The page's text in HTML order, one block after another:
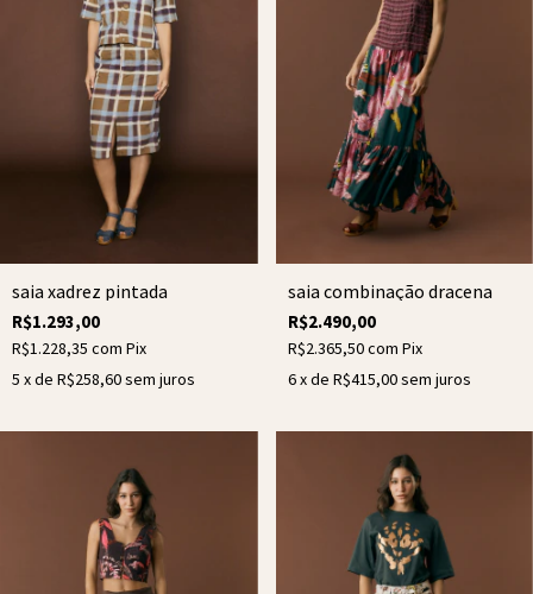
saia xadrez pintada
R$1.293,00
R$1.228,35 com Pix
5 x de R$258,60sem juros
saia combinação dracena
R$2.490,00
R$2.365,50com Pix
6x de R$415,00sem juros